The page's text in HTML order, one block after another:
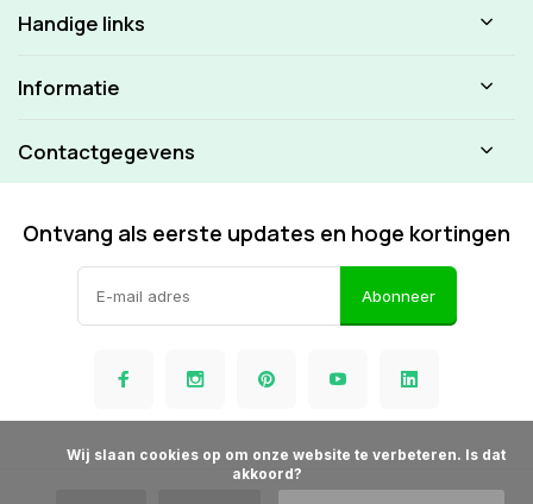
Handige links
Informatie
Contactgegevens
Ontvang als eerste updates en hoge kortingen
Abonneer
akkoord?